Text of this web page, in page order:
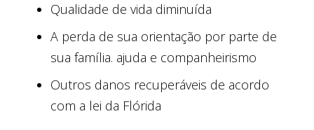
Qualidade de vida diminuída
A perda de sua orientação por parte de
sua família. ajuda e companheirismo
Outros danos recuperáveis ​​de acordo
com a lei da Flórida